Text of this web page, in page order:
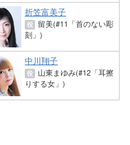
折笠富美子
役
留美(#11「首のない彫
刻」)
中川翔子
役
山東まゆみ(#12「耳擦
りする女」)